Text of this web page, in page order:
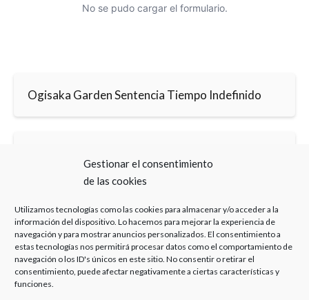
Gestionar el consentimiento
de las cookies
Utilizamos tecnologías como las cookies para almacenar y/o acceder a la
información del dispositivo. Lo hacemos para mejorar la experiencia de
navegación y para mostrar anuncios personalizados. El consentimiento a
estas tecnologías nos permitirá procesar datos como el comportamiento de
navegación o los ID's únicos en este sitio. No consentir o retirar el
consentimiento, puede afectar negativamente a ciertas características y
funciones.
No se pudo cargar el formulario.
Ogisaka Garden Sentencia Tiempo Indefinido
Perpetuidad Abogado Especializado
Haz clic para aceptar cookies de marketing y